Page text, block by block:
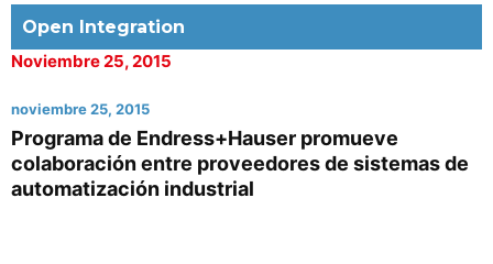
Open Integration
Noviembre 25, 2015
noviembre 25, 2015
Programa de Endress+Hauser promueve
colaboración entre proveedores de sistemas de
automatización industrial